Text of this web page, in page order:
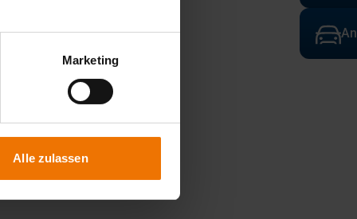
Marketing
Alle zulassen